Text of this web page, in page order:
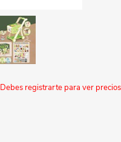
Debes registrarte para ver precios